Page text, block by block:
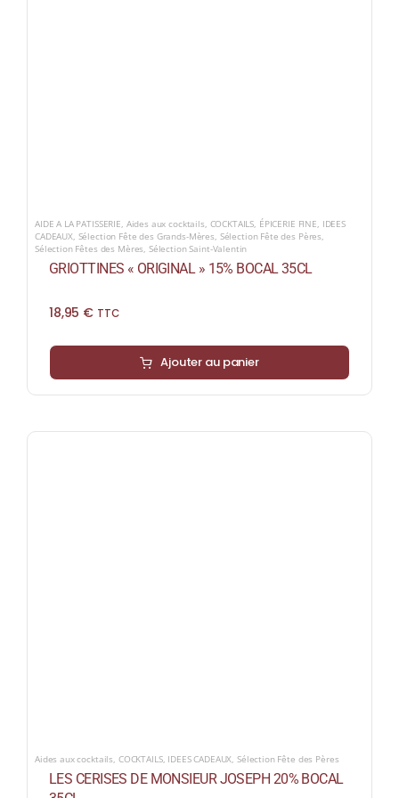
AIDE A LA PATISSERIE, Aides aux cocktails, COCKTAILS, ÉPICERIE FINE, IDEES
CADEAUX, Sélection Fête des Grands-Mères, Sélection Fête des Pères,
Sélection Fêtes des Mères, Sélection Saint-Valentin
GRIOTTINES « ORIGINAL » 15% BOCAL 35CL
18,95 € TTC
Ajouter au panier
Aides aux cocktails, COCKTAILS, IDEES CADEAUX, Sélection Fête des Pères
LES CERISES DE MONSIEUR JOSEPH 20% BOCAL